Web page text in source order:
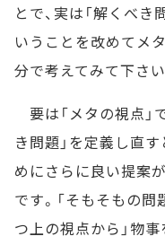
とで、実は「解くべ
いうことを改めてメ
分で考えてみて下さい
要は「メタの視点」
き問題」を定義し直
めにさらに良い提案
です。「そもそもの問
つ上の視点から」物